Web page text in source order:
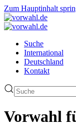
Zum Hauptinhalt
Suche
International
Deutschland
Kontakt
Vorwahl